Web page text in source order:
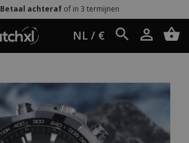
Betaal achteraf of in 3 termijnen
NL / €